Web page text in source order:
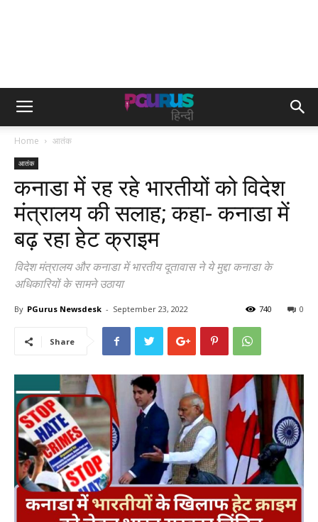
Home आतंक
आतंक
कनाडा में रह रहे भारतीयों को विदेश
मंत्रालय की सलाह; कहा- कनाडा में
बढ़ रहा हेट क्राइम
विदेश मंत्रालय और कनाडा में भारतीय दूतावास ने ये मुद्दा कनाडा के
अधिकारियों के सामने उठाया
By PGurus Newsdesk - September 23, 2022 0
740
Share